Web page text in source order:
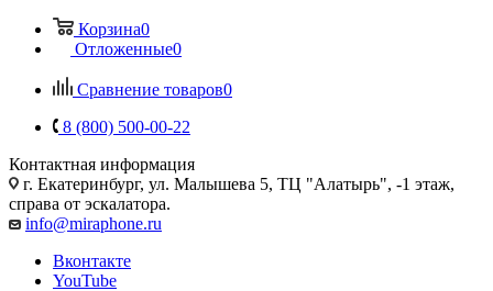
Корзина0
Отложенные0
Сравнение товаров0
8 (800) 500-00-22
Контактная информация
г. Екатеринбург, ул. Малышева 5, ТЦ "Алатырь", -1 этаж,
справа от эскалатора.
info@miraphone.ru
Вконтакте
YouTube